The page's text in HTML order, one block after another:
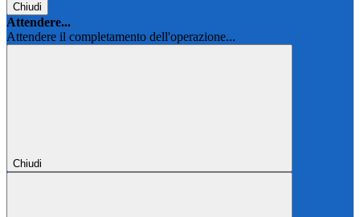
Chiudi
Attendere...
Attendere il completamento dell'operazione...
Chiudi